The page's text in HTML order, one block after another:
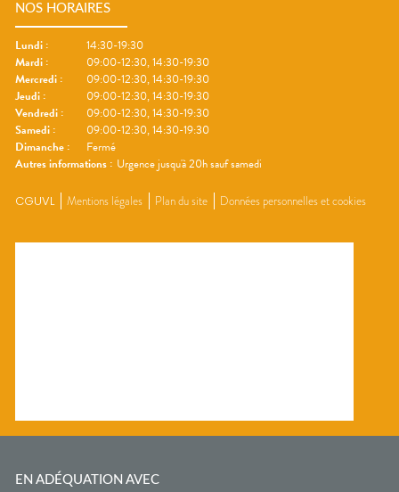
NOS HORAIRES
Lundi :
14:30-19:30
Mardi :
09:00-12:30, 14:30-19:30
Mercredi :
09:00-12:30, 14:30-19:30
Jeudi :
09:00-12:30, 14:30-19:30
Vendredi :
09:00-12:30, 14:30-19:30
Samedi :
09:00-12:30, 14:30-19:30
Dimanche :
Fermé
Autres informations : Urgence jusqu'à 20h sauf samedi
CGUVL Mentions légales Plan du site Données personnelles et cookies
EN ADÉQUATION AVEC